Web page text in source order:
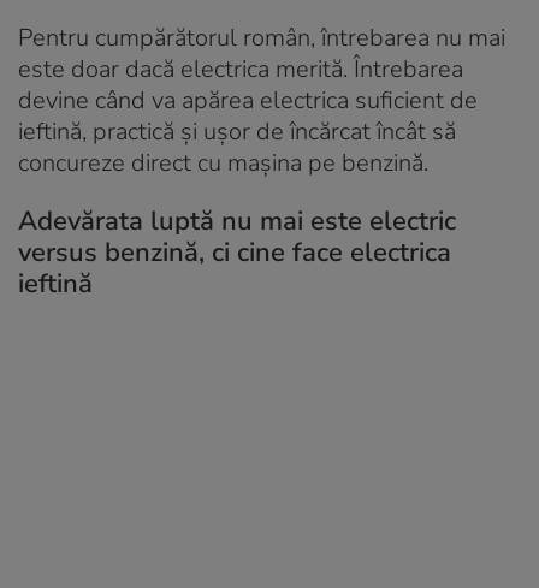
Pentru cumpărătorul român, întrebarea nu mai
este doar dacă electrica merită. Întrebarea
devine când va apărea electrica suficient de
ieftină, practică și ușor de încărcat încât să
concureze direct cu mașina pe benzină.
Adevărata luptă nu mai este electric
versus benzină, ci cine face electrica
ieftină